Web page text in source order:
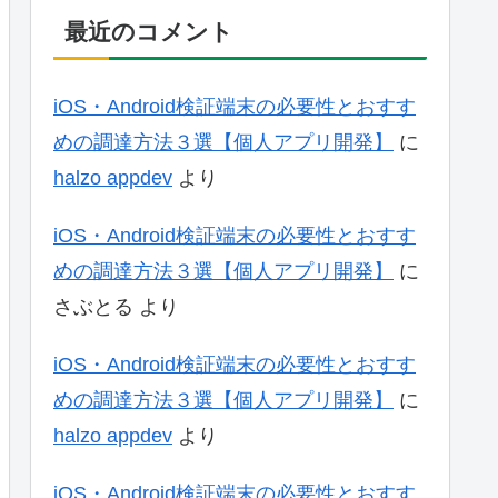
最近のコメント
iOS・Android検証端末の必要性とおすす
めの調達方法３選【個人アプリ開発】
に
halzo appdev より
iOS・Android検証端末の必要性とおすす
めの調達方法３選【個人アプリ開発】
に
さぶとる より
iOS・Android検証端末の必要性とおすす
めの調達方法３選【個人アプリ開発】
に
halzo appdev より